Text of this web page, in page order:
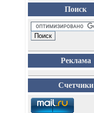
Поиск
Реклама
Счетчики